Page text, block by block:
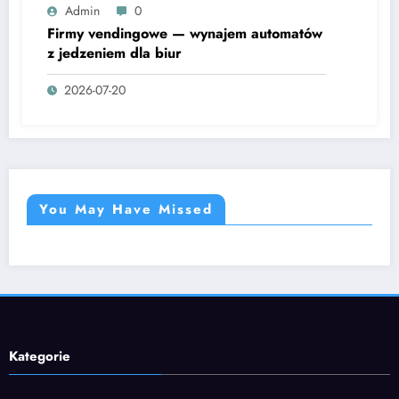
Admin 0
Firmy vendingowe — wynajem automatów
z jedzeniem dla biur
2026-07-20
You May Have Missed
Kategorie